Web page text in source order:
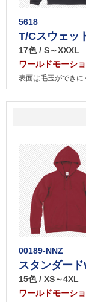
5618
T/Cスウェッ
17色 / S～XXXL
ワールドモーシ
表面は毛玉ができ
00189-NNZ
スタンダー
15色 / XS～4XL
ワールドモーシ